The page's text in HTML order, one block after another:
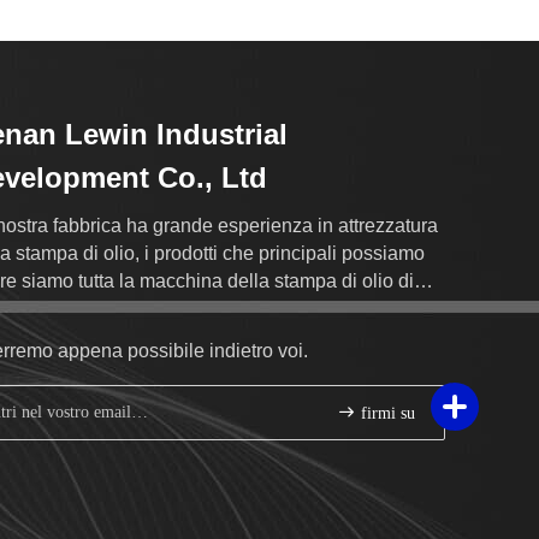
Lewin Industrial
Co., Ltd
fabbrica ha grande esperienza in attrezzatura
stampa di olio, i prodotti che principali possiamo
siamo tutta la macchina della stampa di olio di
torrefattore ecc.
appena possibile indietro voi.
firmi su